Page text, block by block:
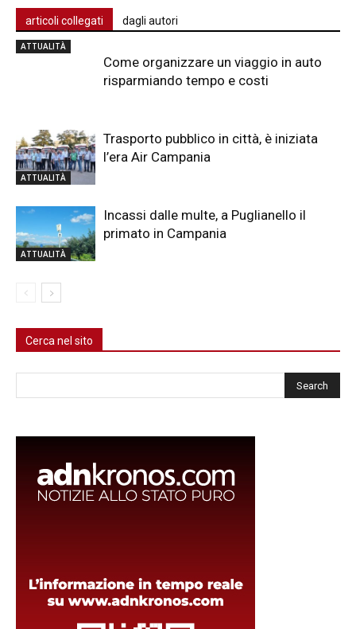
articoli collegati dagli autori
ATTUALITÀ
Come organizzare un viaggio in auto
risparmiando tempo e costi
ATTUALITÀ
Trasporto pubblico in città, è iniziata
l’era Air Campania
ATTUALITÀ
Incassi dalle multe, a Puglianello il
primato in Campania
Cerca nel sito